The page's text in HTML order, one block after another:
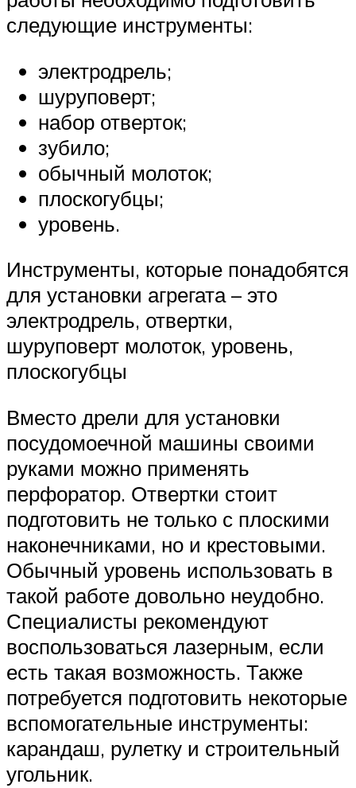
следующие инструменты:
электродрель;
шуруповерт;
набор отверток;
зубило;
обычный молоток;
плоскогубцы;
уровень.
Инструменты, которые понадобятся
для установки агрегата – это
электродрель, отвертки,
шуруповерт молоток, уровень,
плоскогубцы
Вместо дрели для установки
посудомоечной машины своими
руками можно применять
перфоратор. Отвертки стоит
подготовить не только с плоскими
наконечниками, но и крестовыми.
Обычный уровень использовать в
такой работе довольно неудобно.
Специалисты рекомендуют
воспользоваться лазерным, если
есть такая возможность. Также
потребуется подготовить некоторые
вспомогательные инструменты:
карандаш, рулетку и строительный
угольник.